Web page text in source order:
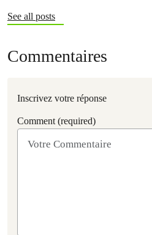
See all posts
Commentaires
Inscrivez votre réponse
Comment (required)